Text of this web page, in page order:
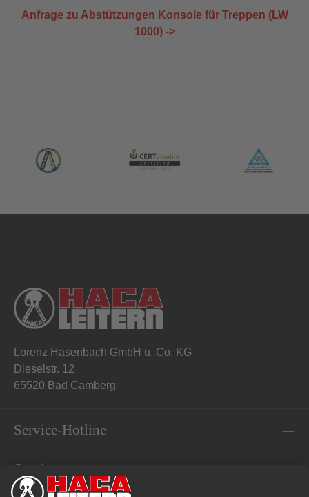
Anfrage zu Abstützungen Konsole für Treppen (LW
1000) ->
Lorenz Hasenbach GmbH u. Co. KG
Dieselstr. 12
65520 Bad Camberg
Service-Hotline
Service